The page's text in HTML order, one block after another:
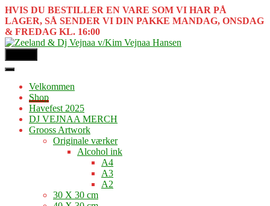
HVIS DU BESTILLER EN VARE SOM VI HAR PÅ
LAGER, SÅ SENDER VI DIN PAKKE MANDAG, ONSDAG
& FREDAG KL. 16:00
Velkommen
Shop
Havefest 2025
DJ VEJNAA MERCH
Grooss Artwork
Originale værker
Alcohol ink
A4
A3
A2
30 X 30 cm